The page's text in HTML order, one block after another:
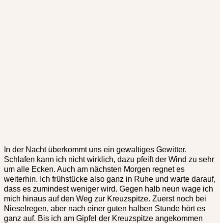
In der Nacht überkommt uns ein gewaltiges Gewitter.
Schlafen kann ich nicht wirklich, dazu pfeift der Wind zu sehr
um alle Ecken. Auch am nächsten Morgen regnet es
weiterhin. Ich frühstücke also ganz in Ruhe und warte darauf,
dass es zumindest weniger wird. Gegen halb neun wage ich
mich hinaus auf den Weg zur Kreuzspitze. Zuerst noch bei
Nieselregen, aber nach einer guten halben Stunde hört es
ganz auf. Bis ich am Gipfel der Kreuzspitze angekommen